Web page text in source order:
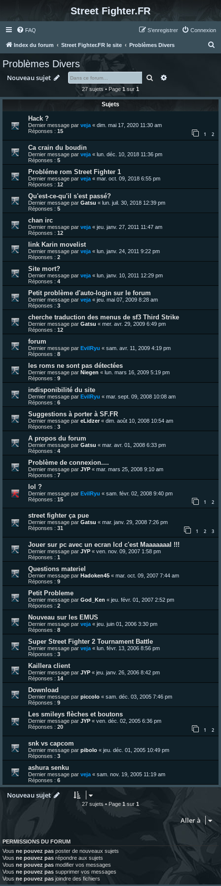
Street Fighter.FR
FAQ Connexion
S’enregistrer
Index du forum Street Fighter.FR le site Problèmes Divers
e
Problèmes Divers
Nouveau sujet Rechercher
27 sujets • Page 1 sur 1
Sujets
Hack ?
Dernier message par veja « dim. mai 17, 2020 11:30 am
Réponses : 15 1 2
Ca crain du boudin
Dernier message par veja « lun. déc. 10, 2018 11:36 pm
Réponses : 5
Probléme rom Street Fighter 1
Dernier message par veja « mar. oct. 09, 2018 6:55 pm
Réponses : 12
Qu'est-ce-qu'il s'est passé?
Dernier message par Gatsu « lun. juil. 30, 2018 12:39 pm
Réponses : 5
chan irc
Dernier message par veja « jeu. janv. 27, 2011 11:47 am
Réponses : 12
link Karin movelist
Dernier message par veja « lun. janv. 24, 2011 9:22 pm
Réponses : 2
Site mort?
Dernier message par veja « lun. janv. 10, 2011 12:29 pm
Réponses : 4
Petit problème d'auto-login sur le forum
Dernier message par veja « jeu. mai 07, 2009 8:28 am
Réponses : 3
cherche traduction des menus de sf3 Third Strike
Dernier message par Gatsu « mer. avr. 29, 2009 6:49 pm
Réponses : 12
forum
Dernier message par EvilRyu « sam. avr. 11, 2009 4:19 pm
Réponses : 8
les roms ne sont pas détectées
Dernier message par Niegen « lun. mars 16, 2009 5:19 pm
Réponses : 9
indisponibilité du site
Dernier message par EvilRyu « mar. sept. 09, 2008 10:08 am
Réponses : 6
Suggestions à porter à SF.FR
Dernier message par eLidzer« dim. août 10, 2008 10:54 am
Réponses : 3
A propos du forum
Dernier message par Gatsu « mar. avr. 01, 2008 6:33 pm
Réponses : 4
Problème de connexion....
Dernier message par JYP « mar. mars 25, 2008 9:10 am
Réponses : 7
lol ?
Dernier message par EvilRyu « sam. févr. 02, 2008 9:40 pm
Réponses : 15 1 2
street fighter ça pue
Dernier message par Gatsu « mar. janv. 29, 2008 7:26 pm
Réponses : 31 1 2 3
Jouer sur pc avec un ecran lcd c'est Maaaaaaal !!!
Dernier message par JYP « ven. nov. 09, 2007 1:58 pm
Réponses : 1
Questions materiel
Dernier message par Hadoken45 « mar. oct. 09, 2007 7:44 am
Réponses : 9
Petit Probleme
Dernier message par God_Ken « jeu. févr. 01, 2007 2:52 pm
Réponses : 2
Nouveau sur les EMUS
Dernier message par veja « jeu. juin 01, 2006 3:30 pm
Réponses : 8
Super Street Fighter 2 Tournament Battle
Dernier message par veja « lun. févr. 13, 2006 8:56 pm
Réponses : 3
Kaillera client
Dernier message par JYP « jeu. janv. 26, 2006 8:42 pm
Réponses : 14
Download
Dernier message par piccolo « sam. déc. 03, 2005 7:46 pm
Réponses : 9
Les smileys flèches et boutons
Dernier message par JYP « ven. déc. 02, 2005 6:36 pm
Réponses : 20 1 2
snk vs capcom
Dernier message par pibolo « jeu. déc. 01, 2005 10:49 pm
Réponses : 3
ashura senku
Dernier message par veja « sam. nov. 19, 2005 11:19 am
Réponses : 6
Nouveau sujet
27 sujets • Page 1 sur 1
Aller à
PERMISSIONS DU FORUM
Vous ne pouvez pas poster de nouveaux sujets
Vous ne pouvez pas répondre aux sujets
Vous ne pouvez pas modifier vos messages
Vous ne pouvez pas supprimer vos messages
Vous ne pouvez pas joindre des fichiers